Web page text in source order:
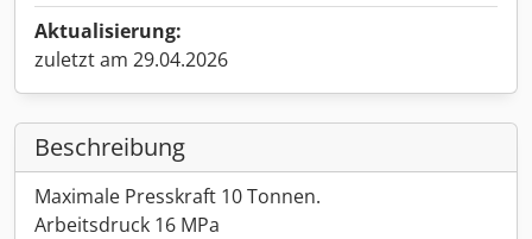
Aktualisierung:
zuletzt am 29.04.2026
Beschreibung
Maximale Presskraft 10 Tonnen.
Arbeitsdruck 16 MPa